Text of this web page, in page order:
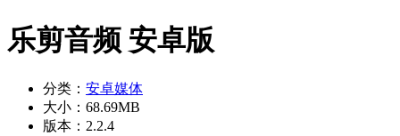
乐剪音频 安卓版
分类： 安卓媒体
大小： 68.69MB
版本： 2.2.4